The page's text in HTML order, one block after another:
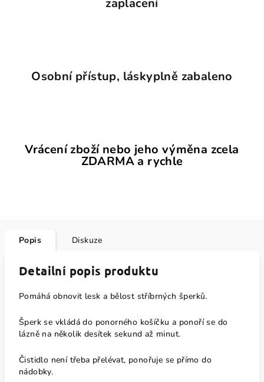
zaplacení
Osobní přístup, láskyplně zabaleno
Vrácení zboží nebo jeho výměna zcela
ZDARMA a rychle
Popis Diskuze
Detailní popis produktu
Pomáhá obnovit lesk a bělost stříbrných šperků.
Šperk se vkládá do ponorného košíčku a ponoří se do
lázně na několik desítek sekund až minut.
Čistidlo není třeba přelévat, ponořuje se přímo do
nádobky.